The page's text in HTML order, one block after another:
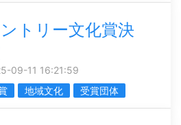
トリー文化賞決
09-11 16:21:59
地域文化 受賞団体